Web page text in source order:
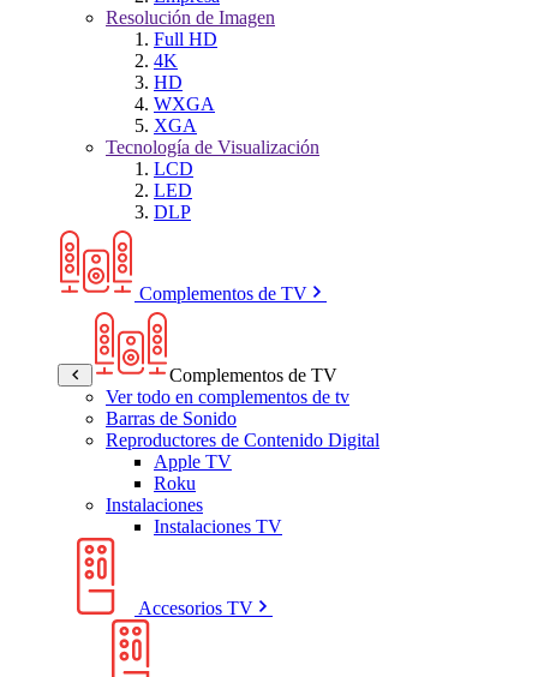
Resolución de Imagen
Full HD
4K
HD
WXGA
XGA
Tecnología de Visualización
LCD
LED
DLP
Complementos de TV
Complementos de TV
Ver todo en complementos de tv
Barras de Sonido
Reproductores de Contenido Digital
Apple TV
Roku
Instalaciones
Instalaciones TV
Accesorios TV